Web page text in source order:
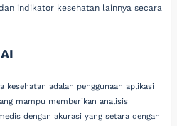
indikator kesehatan lainnya secara
adalah penggunaan aplikasi
mampu memberikan analisis
dengan akurasi yang setara dengan